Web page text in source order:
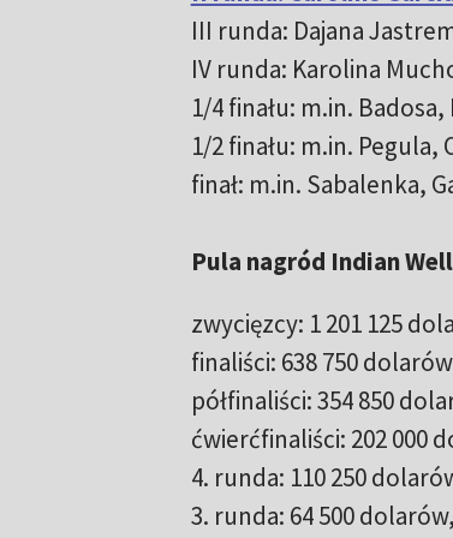
III runda: Dajana
IV runda: Karolina
1/4 finału: m.in.
1/2 finału: m.in.
finał: m.in. Sabalenka,
Pula nagród Indian
zwycięzcy: 1 201 125
finaliści: 638 750
półfinaliści: 354 850
ćwierćfinaliści: 202 000
4. runda: 110 250
3. runda: 64 500